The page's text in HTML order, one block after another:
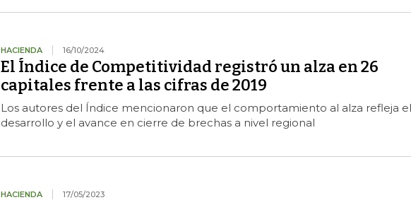
HACIENDA 16/10/2024
El Índice de Competitividad registró un alza en 26
capitales frente a las cifras de 2019
Los autores del Índice mencionaron que el comportamiento al alza refleja el
desarrollo y el avance en cierre de brechas a nivel regional
HACIENDA 17/05/2023